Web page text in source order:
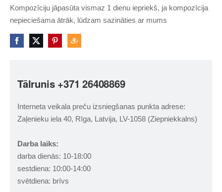
Tālrunis +371 26408869
Interneta veikala preču izsniegšanas punkta adrese:
Zaļenieku iela 40, Rīga, Latvija, LV-1058 (Ziepniekkalns)
Darba laiks:
darba dienās: 10-18:00
sestdiena: 10:00-14:00
svētdiena: brīvs
Kompozīciju jāpasūta vismaz 1 dienu iepriekš, ja kompozīcija
nepieciešama ātrāk, lūdzam sazināties ar mums